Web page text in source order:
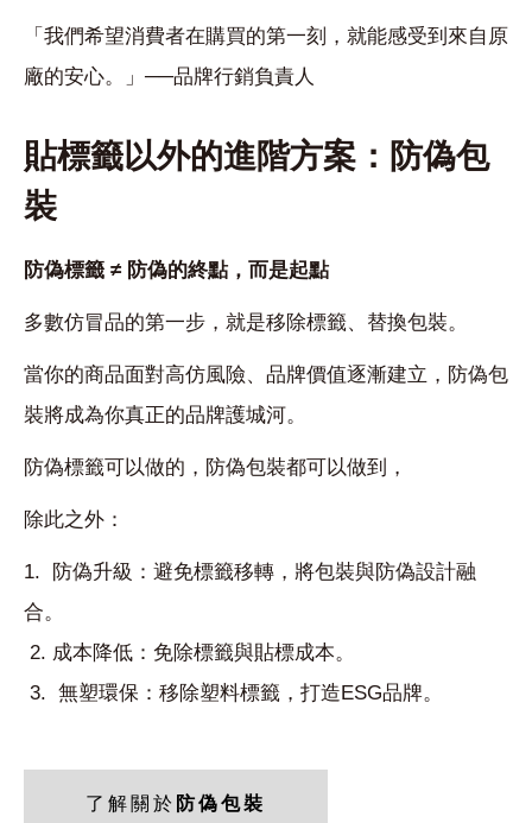
「我們希望消費者在購買的第一刻，就能感受到來自原
廠的安心。」──品牌行銷負責人
貼標籤以外的進階方案：防偽包
裝
防偽標籤 ≠ 防偽的終點，而是起點
多數仿冒品的第一步，就是移除標籤、替換包裝。
當你的商品面對高仿風險、品牌價值逐漸建立，防偽包
裝將成為你真正的品牌護城河。
防偽標籤可以做的，防偽包裝都可以做到，
除此之外：
1. 防偽升級：避免標籤移轉，將包裝與防偽設計融
合。
2. 成本降低：免除標籤與貼標成本。
3. 無塑環保：移除塑料標籤，打造ESG品牌。
了解關於防偽包裝